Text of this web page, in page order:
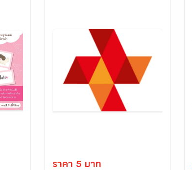
ราคา 5 บาท